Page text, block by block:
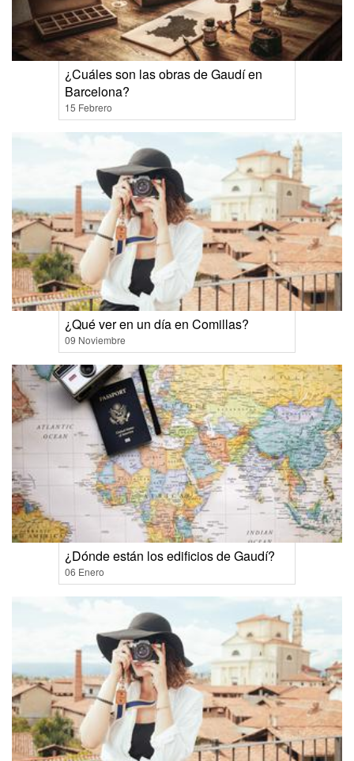
¿Cuáles son las obras de Gaudí en
Barcelona?
15 Febrero
¿Qué ver en un día en Comillas?
09 Noviembre
¿Dónde están los edificios de Gaudí?
06 Enero